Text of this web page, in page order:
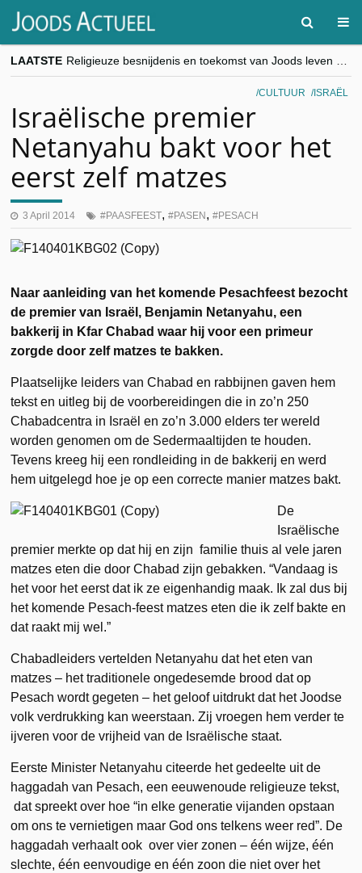
LAATSTE
“Besnijdenisdebat toont hoe moeilijk seculiere Westen minderheden begrijpt”, Jinnih Beels (Vooruit)
CITYTRIP | ROEMENIË – Boekarest: de verrassing van Oost-Europa
CULTUUR ISRAËL
Israëlische premier
Netanyahu bakt voor het
eerst zelf matzes
3 April 2014 PAASFEEST, PASEN , PESACH
Naar aanleiding van het komende Pesachfeest bezocht
de premier van Israël, Benjamin Netanyahu, een
bakkerij in Kfar Chabad waar hij voor een primeur
zorgde door zelf matzes te bakken.
Plaatselijke leiders van Chabad en rabbijnen gaven hem
tekst en uitleg bij de voorbereidingen die in zo’n 250
Chabadcentra in Israël en zo’n 3.000 elders ter wereld
worden genomen om de Sedermaaltijden te houden.
Tevens kreeg hij een rondleiding in de bakkerij en werd
hem uitgelegd hoe je op een correcte manier matzes bakt.
De
Israëlische
premier merkte op dat hij en zijn familie thuis al vele jaren
matzes eten die door Chabad zijn gebakken. “Vandaag is
het voor het eerst dat ik ze eigenhandig maak. Ik zal dus bij
het komende Pesach-feest matzes eten die ik zelf bakte en
dat raakt mij wel.”
Chabadleiders vertelden Netanyahu dat het eten van
matzes – het traditionele ongedesemde brood dat op
Pesach wordt gegeten – het geloof uitdrukt dat het Joodse
volk verdrukking kan weerstaan. Zij vroegen hem verder te
ijveren voor de vrijheid van de Israëlische staat.
Eerste Minister Netanyahu citeerde het gedeelte uit de
haggadah van Pesach, een eeuwenoude religieuze tekst,
dat spreekt over hoe “in elke generatie vijanden opstaan
om ons te vernietigen maar God ons telkens weer red”. De
haggadah verhaalt ook over vier zonen – één wijze, één
slechte, één eenvoudige en één zoon die niet over het